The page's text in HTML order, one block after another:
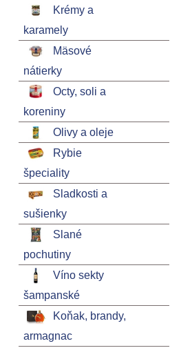
Krémy a
karamely
Mäsové
nátierky
Octy, soli a
koreniny
Olivy a oleje
Rybie
špeciality
Sladkosti a
sušienky
Slané
pochutiny
Víno sekty
šampanské
Koňak, brandy,
armagnac